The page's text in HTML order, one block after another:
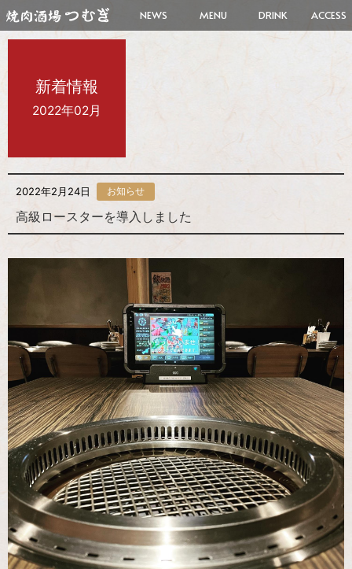
新着情報
2022年02月
2022年2月24日 お知らせ
高級ロースターを導入しました
NEWS MENU DRINK ACCESS